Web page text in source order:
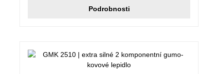
Podrobnosti